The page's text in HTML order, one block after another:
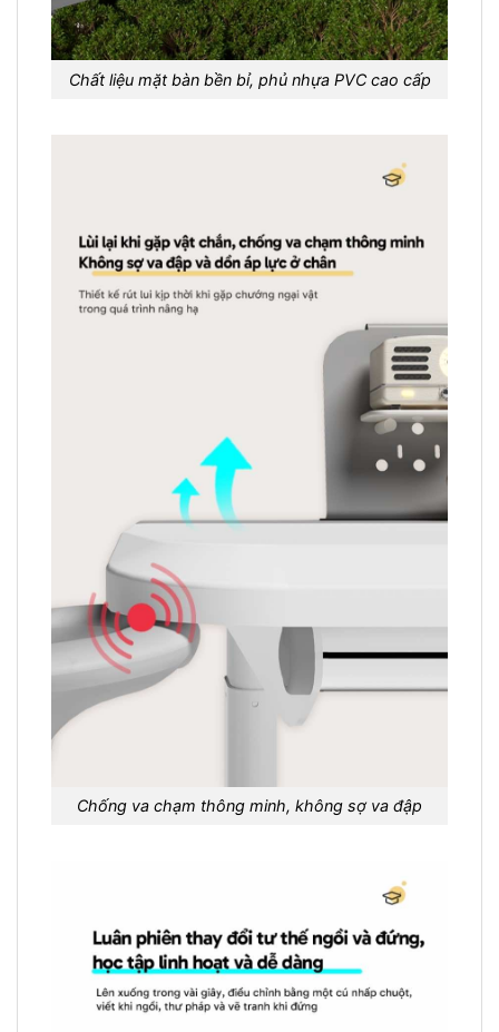
Chất liệu mặt bàn bền bỉ, phủ nhựa PVC cao cấp
Chống va chạm thông minh, không sợ va đập